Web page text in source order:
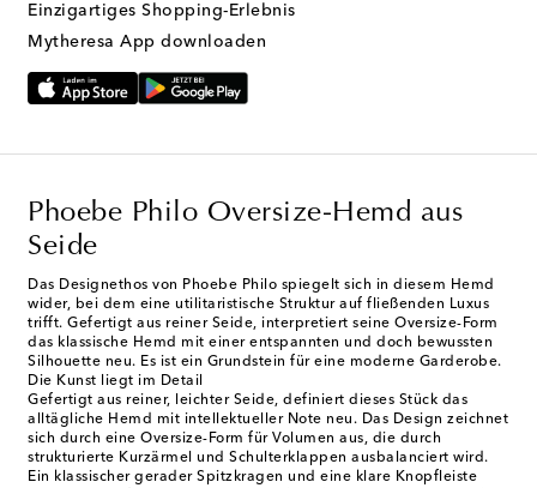
Einzigartiges Shopping-Erlebnis
Mytheresa App downloaden
Phoebe Philo Oversize-Hemd aus
Seide
Das Designethos von Phoebe Philo spiegelt sich in diesem Hemd
wider, bei dem eine utilitaristische Struktur auf fließenden Luxus
trifft. Gefertigt aus reiner Seide, interpretiert seine Oversize-Form
das klassische Hemd mit einer entspannten und doch bewussten
Silhouette neu. Es ist ein Grundstein für eine moderne Garderobe.
Die Kunst liegt im Detail
Gefertigt aus reiner, leichter Seide, definiert dieses Stück das
alltägliche Hemd mit intellektueller Note neu. Das Design zeichnet
sich durch eine Oversize-Form für Volumen aus, die durch
strukturierte Kurzärmel und Schulterklappen ausbalanciert wird.
Ein klassischer gerader Spitzkragen und eine klare Knopfleiste